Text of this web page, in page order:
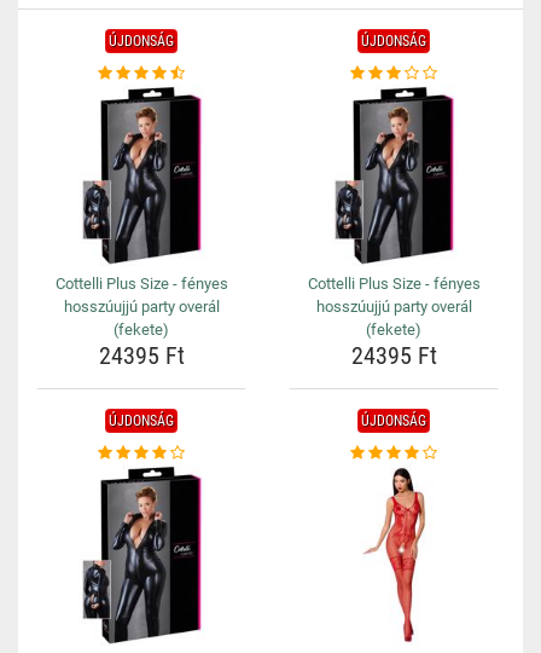
ÚJDONSÁG
Cottelli Plus Size - fényes
hosszúujjú party overál
(fekete)
24395 Ft
ÚJDONSÁG
Cottelli Plus Size - fényes
hosszúujjú party overál
(fekete)
24395 Ft
ÚJDONSÁG ÚJDONSÁG